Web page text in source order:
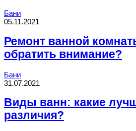
Бани
05.11.2021
Ремонт ванной
обратить внимание?
Бани
31.07.2021
Виды ванн: какие
различия?